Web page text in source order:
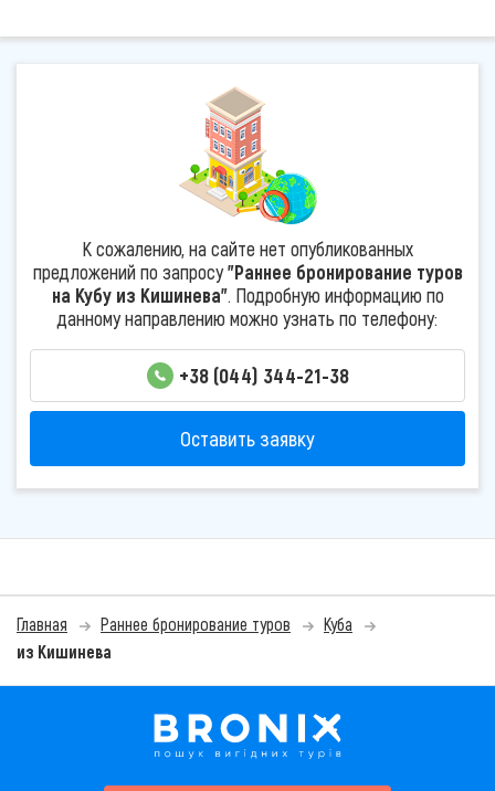
К сожалению, на сайте нет опубликованных
предложений по запросу"Раннее бронирование туров
на Кубу из Кишинева". Подробную информацию по
данному направлению можно узнать по телефону:
+38 (044) 344-21-38
Оставить заявку
Главная Раннее бронирование туров
Куба
из Кишинева